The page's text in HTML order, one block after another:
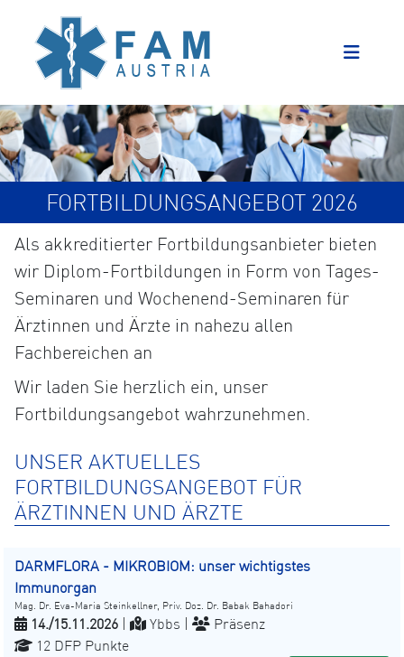
FORTBILDUNGSANGEBOT 2026
Als akkreditierter Fortbildungsanbieter bieten
wir Diplom-Fortbildungen in Form von Tages-
Seminaren und Wochenend-Seminaren für
Ärztinnen und Ärzte in nahezu allen
Fachbereichen an
Wir laden Sie herzlich ein, unser
Fortbildungsangebot wahrzunehmen.
UNSER AKTUELLES
FORTBILDUNGSANGEBOT FÜR
ÄRZTINNEN UND ÄRZTE
DARMFLORA - MIKROBIOM: unser wichtigstes
Immunorgan
Mag. Dr. Eva-Maria Steinkellner, Priv. Doz. Dr. Babak Bahadori
14./15.11.2026 Ybbs |
Präsenz
12 DFP Punkte